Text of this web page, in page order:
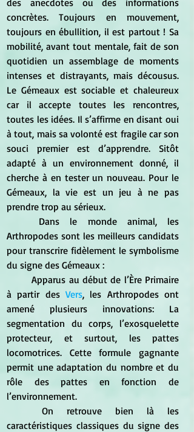
concrètes. Toujours en mouvement,
toujours en ébullition, il est partout ! Sa
mobilité, avant tout mentale, fait de son
quotidien un assemblage de moments
intenses et distrayants, mais décousus.
Le Gémeaux est sociable et chaleureux
car il accepte toutes les rencontres,
toutes les idées. Il s’affirme en disant oui
à tout, mais sa volonté est fragile car son
souci premier est d’apprendre. Sitôt
adapté à un environnement donné, il
cherche à en tester un nouveau. Pour le
Gémeaux, la vie est un jeu à ne pas
prendre trop au sérieux.
Arthropodes sont les meilleurs candidats
pour transcrire fidèlement le symbolisme
du signe des Gémeaux :
	Apparus au début de l’Ère Primaire
à partir des Vers, les Arthropodes ont
amené plusieurs innovations: La
segmentation du corps, l’exosquelette
protecteur, et surtout, les pattes
locomotrices. Cette formule gagnante
permit une adaptation du nombre et du
rôle des pattes en fonction de
l’environnement.
caractéristiques classiques du signe des